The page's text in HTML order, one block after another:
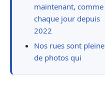
maintenant, comme
chaque jour depuis
2022
Nos rues sont
de photos qui